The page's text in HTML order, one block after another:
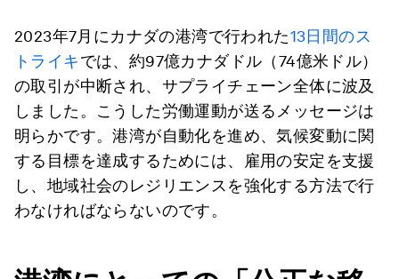
2023年7月にカナダの港湾で行われた13日間のス
トライキでは、約97億カナダドル（74億米ドル）
の取引が中断され、サプライチェーン全体に波及
しました。こうした労働運動が送るメッセージは
明らかです。港湾が自動化を進め、気候変動に関
する目標を達成するためには、雇用の安定を支援
し、地域社会のレジリエンスを強化する方法で行
わなければならないのです。